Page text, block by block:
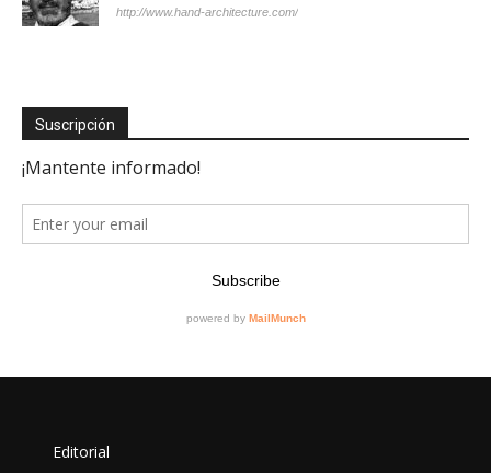
http://www.hand-architecture.com/
Suscripción
Editorial